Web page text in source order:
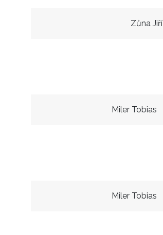
Zůna Jiří
Miler Tobias
Miler Tobias